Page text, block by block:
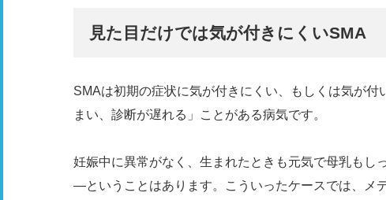
見た目だけでは気が付きにくいSMA
SMAは初期の症状に気が付きにくい、もしくは気が
まい、診断が遅れる」ことがある病気です。
妊娠中に異常がなく、生まれたときも元気で母乳もし
―ということはあります。こういったケースでは、メ